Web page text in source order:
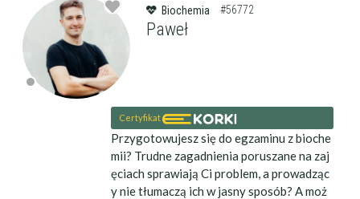
Biochemia #56772
Paweł
Certyfikat
Przygotowujesz się do egzaminu z bioche
mii? Trudne zagadnienia poruszane na zaj
ęciach sprawiają Ci problem, a prowadząc
y nie tłumaczą ich w jasny sposób? A moż